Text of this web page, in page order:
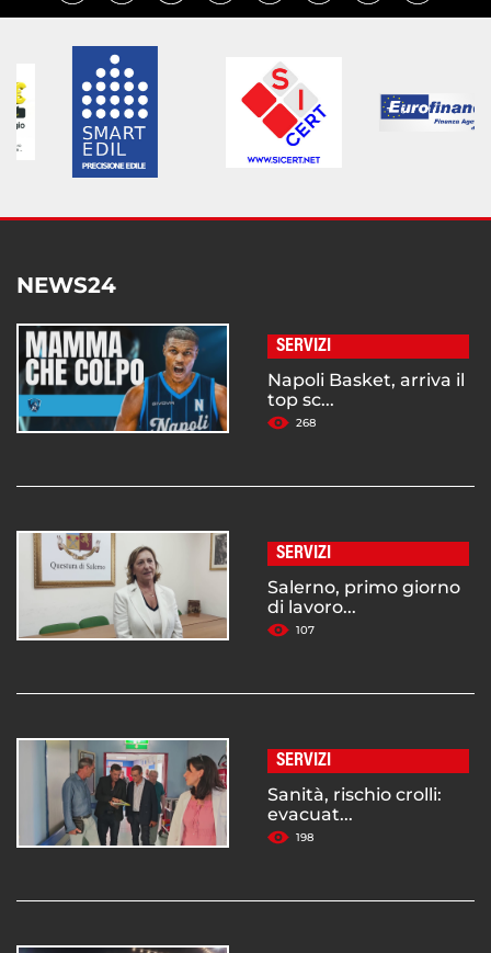
NEWS24
SERVIZI
Napoli Basket, arriva il
top sc...
268
SERVIZI
Salerno, primo giorno
di lavoro...
107
SERVIZI
Sanità, rischio crolli:
evacuat...
198